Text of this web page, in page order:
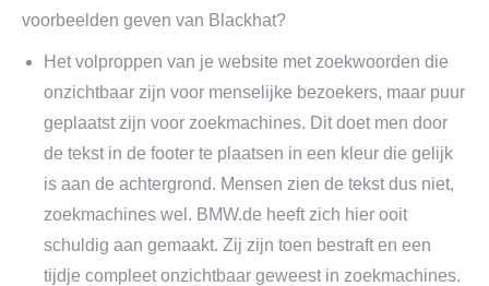
voorbeelden geven van Blackhat?
Het volproppen van je website met zoekwoorden die
onzichtbaar zijn voor menselijke bezoekers, maar puur
geplaatst zijn voor zoekmachines. Dit doet men door
de tekst in de footer te plaatsen in een kleur die gelijk
is aan de achtergrond. Mensen zien de tekst dus niet,
zoekmachines wel. BMW.de heeft zich hier ooit
schuldig aan gemaakt. Zij zijn toen bestraft en een
tijdje compleet onzichtbaar geweest in zoekmachines.